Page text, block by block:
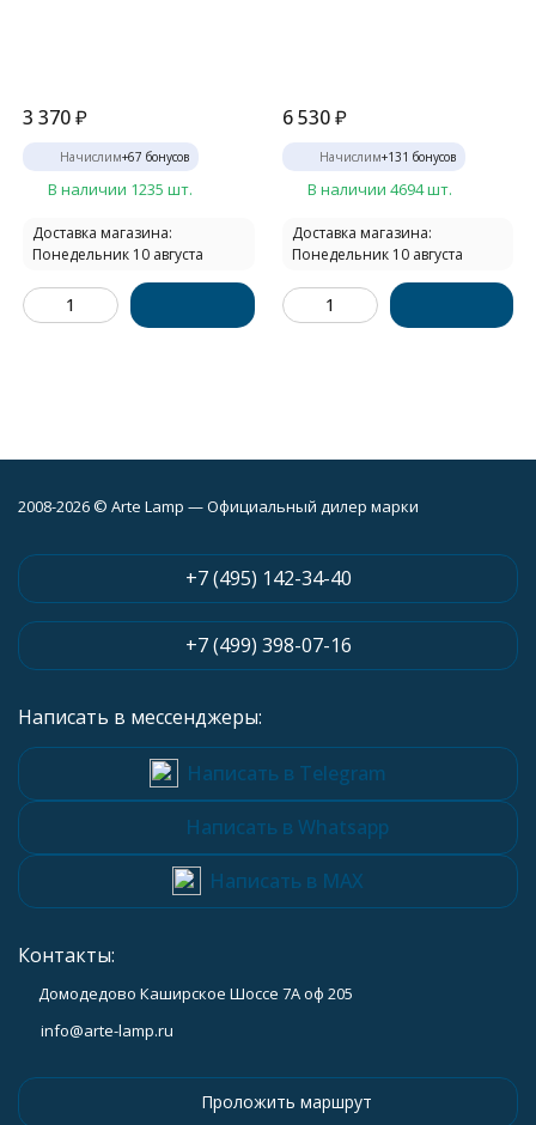
3 370₽
Начислим+67 бонусов
В наличии 1235 шт.
Доставка магазина:
Понедельник 10 августа
6 530 ₽
Начислим+131 бонусов
В наличии 4694 шт.
Доставка магазина:
Понедельник 10 августа
2008-2026 © Arte Lamp — Официальный дилер марки
+7 (495) 142-34-40
+7 (499) 398-07-16
Написать в мессенджеры:
Написать в Telegram
Написать в Whatsapp
Написать в MAX
Контакты:
Домодедово Каширское Шоссе 7А оф 205
info@arte-lamp.ru
Проложить маршрут